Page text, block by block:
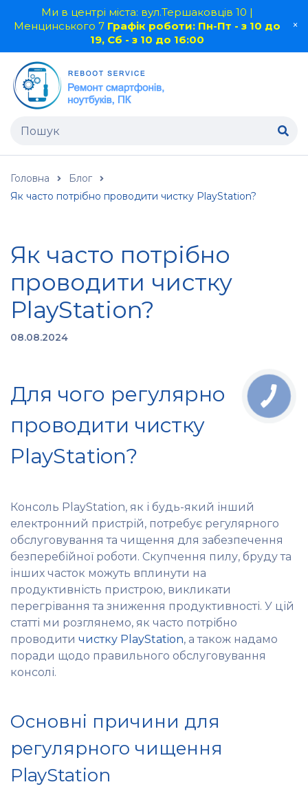
Ми в центрі міста: вул.Тершаковців 10 |
Менцинського 7 Графік роботи: Пн-Пт - з 10 до
19, Сб - з 10 до 16:00
Головна
Блог
Як часто потрібно проводити чистку PlayStation?
Як часто потрібно
проводити чистку
PlayStation?
08.08.2024
Для чого регулярно
проводити чистку
PlayStation?
Консоль PlayStation, як і будь-який інший
електронний пристрій, потребує регулярного
обслуговування та чищення для забезпечення
безперебійної роботи. Скупчення пилу, бруду та
інших часток можуть вплинути на
продуктивність пристрою, викликати
перегрівання та зниження продуктивності. У цій
статті ми розглянемо, як часто потрібно
проводити чистку PlayStation, а також надамо
поради щодо правильного обслуговування
консолі.
Основні причини для
регулярного чищення
PlayStation